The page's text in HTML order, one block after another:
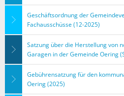
Geschäftsordnung der
Fachausschüsse (12-2025)
Satzung über die Herstellung von
Garagen in der Gemeinde Oering
Gebührensatzung für den
Oering (2025)